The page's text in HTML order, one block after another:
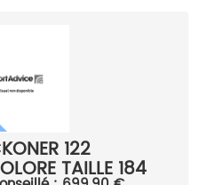
122
TAILLE 184